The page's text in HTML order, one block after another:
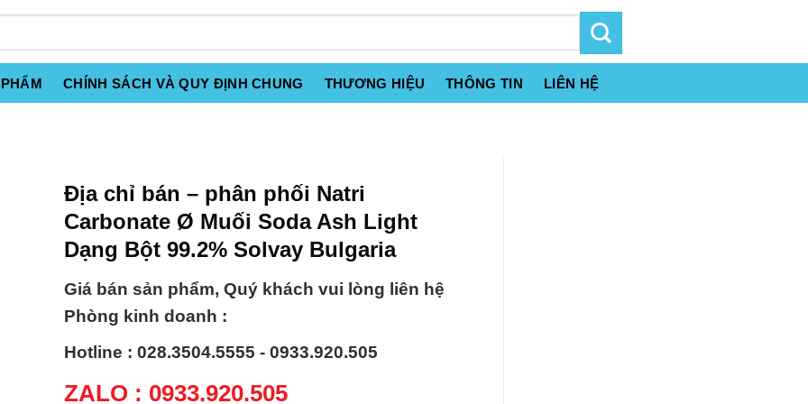
CHÍNH SÁCH VÀ QUY ĐỊNH CHUNG THƯƠNG HIỆU THÔNG TIN LIÊN HỆ
Địa chỉ bán – phân phối Natri
Carbonate Ø Muối Soda Ash Light
Dạng Bột 99.2% Solvay Bulgaria
Giá bán sản phẩm, Quý khách vui lòng liên hệ
Phòng kinh doanh :
Hotline : 028.3504.5555 - 0933.920.505
ZALO : 0933.920.505